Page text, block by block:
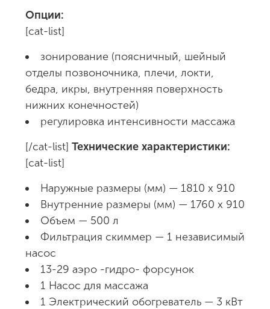
Опции:
[cat-list]
зонирование (поясничный, шейный
отделы позвоночника, плечи, локти,
бедра, икры, внутренняя поверхность
нижних конечностей)
регулировка интенсивности массажа
[/cat-list] Технические характеристики:
[cat-list]
Наружные размеры (мм) — 1810 х 910
Внутренние размеры (мм) — 1760 х 910
Объем — 500 л
Фильтрация скиммер — 1 независимый
насос
13-29 аэро -гидро- форсунок
1 Насос для массажа
1 Электрический обогреватель — 3 кВт